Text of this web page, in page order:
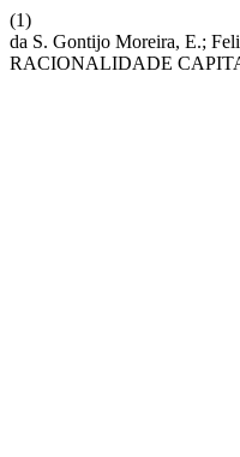
(1)
da S. Gontijo Moreira, E.;
RACIONALIDADE